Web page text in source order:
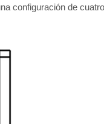
configuración de